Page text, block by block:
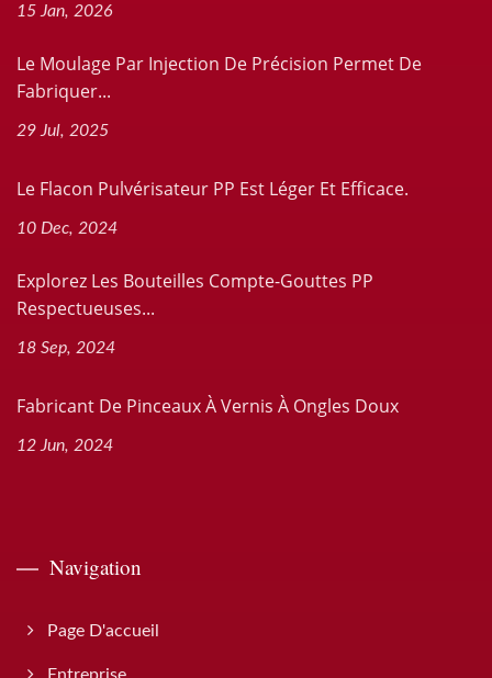
15 Jan, 2026
Le Moulage Par Injection De Précision Permet De
Fabriquer...
29 Jul, 2025
Le Flacon Pulvérisateur PP Est Léger Et Efficace.
10 Dec, 2024
Explorez Les Bouteilles Compte-Gouttes PP
Respectueuses...
18 Sep, 2024
Fabricant De Pinceaux À Vernis À Ongles Doux
12 Jun, 2024
Navigation
Page D'accueil